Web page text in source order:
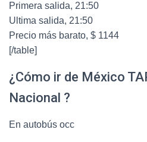
Primera salida, 21:50
Ultima salida, 21:50
Precio más barato, $ 1144
[/table]
¿Cómo ir de México
Nacional ?
En autobús occ